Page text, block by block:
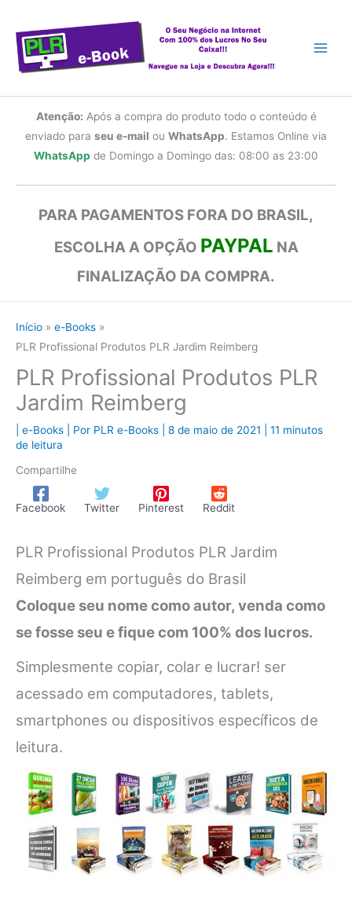
conteúdo
Atenção: Após a compra do produto todo o conteúdo é
enviado para seu e-mail ou WhatsApp. Estamos Online via
WhatsApp de Domingo a Domingo das: 08:00 as 23:00
PARA PAGAMENTOS FORA DO BRASIL,
ESCOLHA A OPÇÃO PAYPAL NA
FINALIZAÇÃO DA COMPRA.
Início
e-Books
PLR Profissional Produtos PLR Jardim Reimberg
PLR Profissional Produtos PLR
Jardim Reimberg
e-Books | Por PLR e-Books 8 de maio de 2021
11 minutos
de leitura
Compartilhe
Facebook Twitter Pinterest Reddit
PLR Profissional Produtos PLR Jardim
Reimberg em português do Brasil
Coloque seu nome como autor, venda como
se fosse seu e fique com 100% dos lucros.
Simplesmente copiar, colar e lucrar! ser
acessado em computadores, tablets,
smartphones ou dispositivos específicos de
leitura.